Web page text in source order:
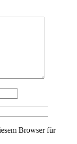
Browser für